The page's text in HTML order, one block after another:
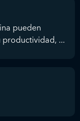
pueden
...